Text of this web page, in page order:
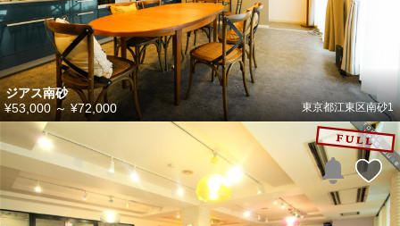
ジアス南砂
東京都江東区南砂1
¥53,000～¥72,000